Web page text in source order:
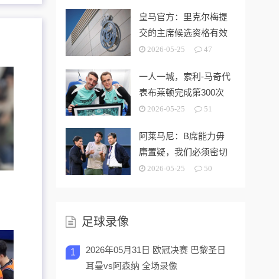
皇马官方：里克尔梅提
交的主席候选资格有效
2026-05-25 47
一人一城，索利-马奇代
表布莱顿完成第300次
出场
2026-05-25 51
阿莱马尼：B席能力毋
庸置疑，我们必须密切
关注今夏市场动向
2026-05-25 50
足球录像
1
2026年05月31日 欧冠决赛 巴黎圣日
耳曼vs阿森纳 全场录像